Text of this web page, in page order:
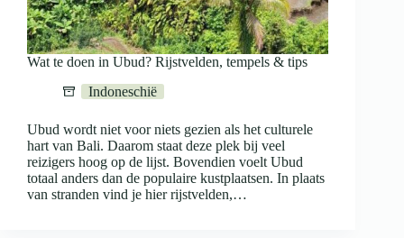
Wat te doen in Ubud? Rijstvelden, tempels & tips
Indoneschië
Ubud wordt niet voor niets gezien als het culturele
hart van Bali. Daarom staat deze plek bij veel
reizigers hoog op de lijst. Bovendien voelt Ubud
totaal anders dan de populaire kustplaatsen. In plaats
van stranden vind je hier rijstvelden,…